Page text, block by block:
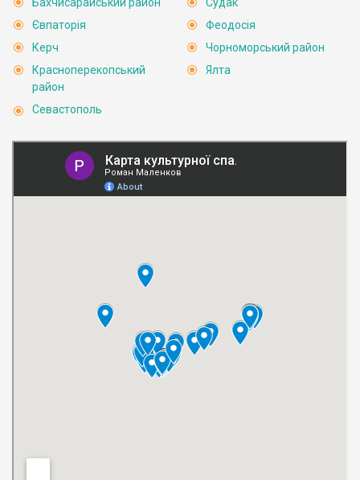
Євпаторія
Керч
Красноперекопський
район
Севастополь
Феодосія
Чорноморський район
Ялта